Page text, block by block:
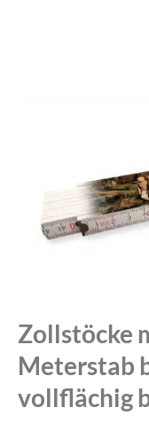
Zollstöcke
Meterstab
vollflächig